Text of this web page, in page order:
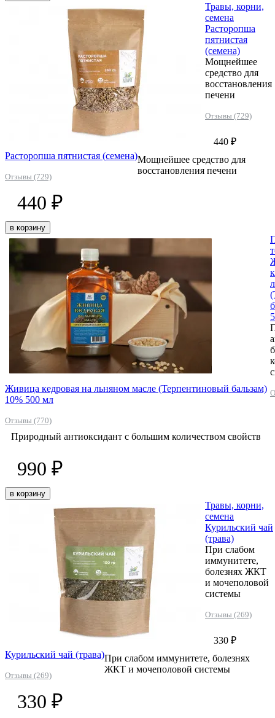
Расторопша пятнистая (семена)
Отзывы (729)
Травы, корни,
семена
Расторопша
пятнистая
(семена)
Мощнейшее
средство для
восстановления
печени
Отзывы (729)
440 ₽
Мощнейшее средство для
восстановления печени
440 ₽
в корзину
Живица кедровая на льняном масле (Терпентиновый бальзам)
10% 500 мл
Отзывы (770)
Природный антиоксидант с большим количеством свойств
990 ₽
в корзину
Курильский чай (трава)
Отзывы (269)
Травы, корни,
семена
Курильский чай
(трава)
При слабом
иммунитете,
болезнях ЖКТ
и мочеполовой
системы
Отзывы (269)
330 ₽
При слабом иммунитете, болезнях
ЖКТ и мочеполовой системы
330 ₽